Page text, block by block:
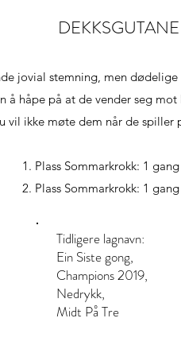
DEKKSGUTANE
jovial stemning, men
håpe på at de vender seg
vil ikke møte dem når de spiller
Plass Sommarkrokk: 1 gang
Plass Sommarkrokk: 1 gang
Tidligere lagnavn:
Ein Siste gong,
Champions 2019,
Nedrykk,
Midt På Tre